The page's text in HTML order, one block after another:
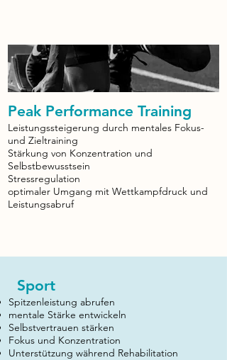
Peak Performance Training
Leistungssteigerung durch mentales Fokus-
und Zieltraining
Stärkung von Konzentration und
Selbstbewusstsein
Stressregulation
optimaler Umgang mit Wettkampfdruck und
Leistungsabruf
Sport​
Spitzenleistung abrufen
mentale Stärke entwickeln
Selbstvertrauen stärken
Fokus und Konzentration
Unterstützung während Rehabilitation